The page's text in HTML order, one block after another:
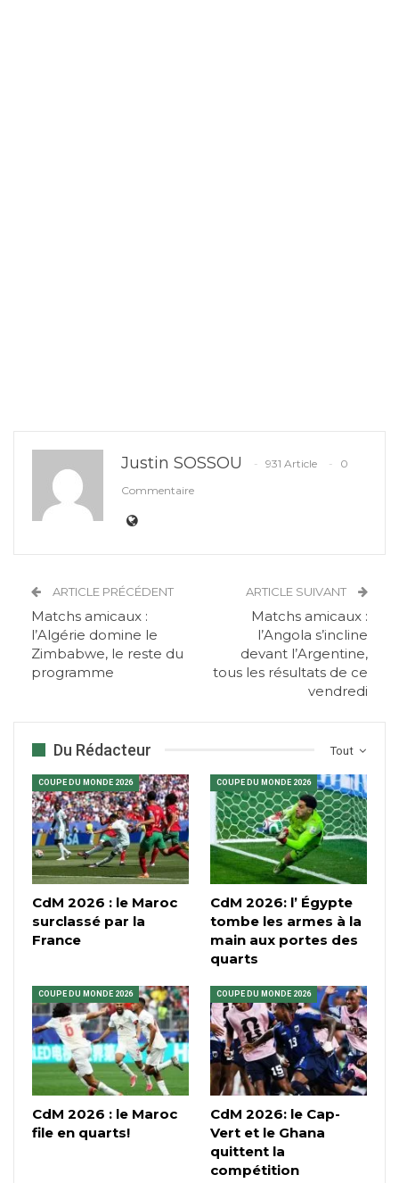
Justin SOSSOU 931 Article
0
Commentaire
ARTICLE PRÉCÉDENT
Matchs amicaux :
l’Algérie domine le
Zimbabwe, le reste du
programme
ARTICLE SUIVANT
Matchs amicaux :
l’Angola s’incline
devant l’Argentine,
tous les résultats de ce
vendredi
Tout
Du Rédacteur
COUPE DU MONDE 2026
CdM 2026 : le Maroc
surclassé par la
France
COUPE DU MONDE 2026
CdM 2026: l’ Égypte
tombe les armes à la
main aux portes des
quarts
COUPE DU MONDE 2026
CdM 2026 : le Maroc
file en quarts!
COUPE DU MONDE 2026
CdM 2026: le Cap-
Vert et le Ghana
quittent la
compétition